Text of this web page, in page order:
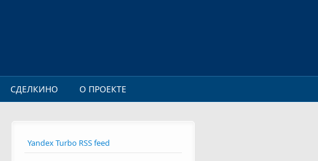
СДЕЛКИНО О ПРОЕКТЕ
Yandex Turbo RSS feed